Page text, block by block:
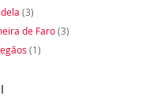
(3)
de Faro(3)
(1)